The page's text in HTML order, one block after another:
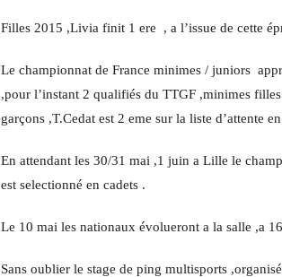
Filles 2015 ,Livia finit 1 ere , a l’issue de cette
Le championnat de France minimes / juniors
,pour l’instant 2 qualifiés du TTGF ,minimes
garçons ,T.Cedat est 2 eme sur la liste d’attente
En attendant les 30/31 mai ,1 juin a Lille le
est selectionné en cadets .
Le 10 mai les nationaux évolueront a la salle ,a
Sans oublier le stage de ping multisports